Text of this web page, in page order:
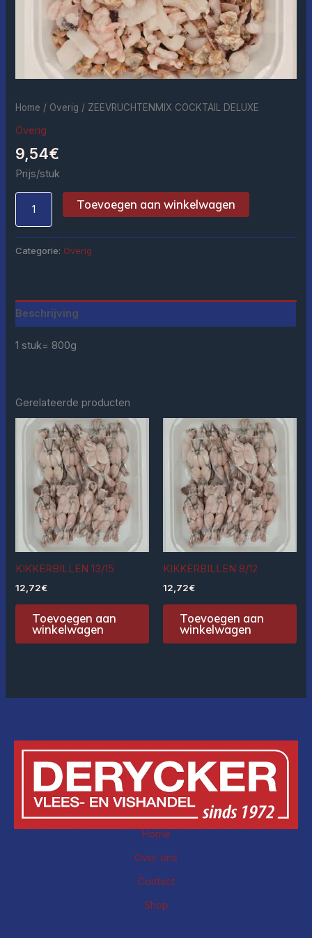
Home / Overig / ZEEVRUCHTENMIX COCKTAIL DELUXE
Overig
9,54€
Prijs/stuk
Toevoegen aan winkelwagen
Categorie: Overig
Beschrijving
1 stuk= 800g
Gerelateerde producten
KIKKERBILLEN 13/15
12,72€
Toevoegen aan
winkelwagen
KIKKERBILLEN 8/12
12,72€
Toevoegen aan
winkelwagen
Home
Over ons
Contact
Shop